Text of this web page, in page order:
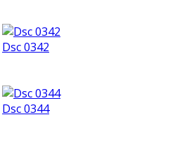
Dsc 0342
Dsc 0344